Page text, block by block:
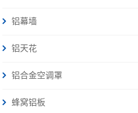
铝幕墙
铝天花
铝合金空调罩
蜂窝铝板